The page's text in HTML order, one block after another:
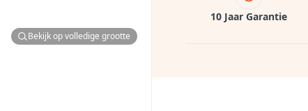
Bekijk op volledige grootte
10 Jaar Garantie